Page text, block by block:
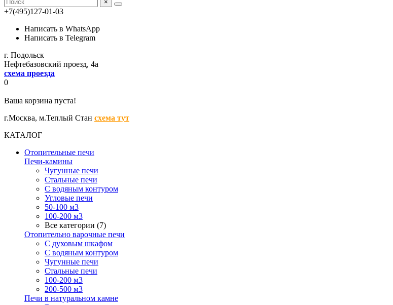
×
+7(495)127-01-03
Написать в WhatsApp
Написать в Telegram
г. Подольск
Нефтебазовский проезд, 4а
схема проезда
0
Ваша корзина пуста!
г.Москва, м.Теплый Стан схема тут
КАТАЛОГ
Отопительные печи
Печи-камины
Чугунные печи
Стальные печи
С водяным контуром
Угловые печи
50-100 м3
100-200 м3
Все категории (7)
Отопительно варочные печи
С духовым шкафом
С водяным контуром
Чугунные печи
Стальные печи
100-200 м3
200-500 м3
Печи в натуральном камне